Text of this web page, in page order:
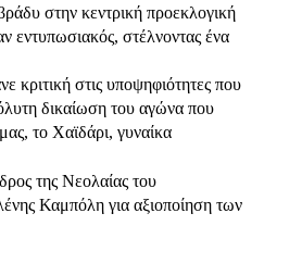
στην κεντρική προεκλογική
εντυπωσιακός, στέλνοντας ένα
στις υποψηφιότητες που
δικαίωση του αγώνα που
το Χαϊδάρι, γυναίκα
της Νεολαίας του
Καμπόλη για αξιοποίηση των